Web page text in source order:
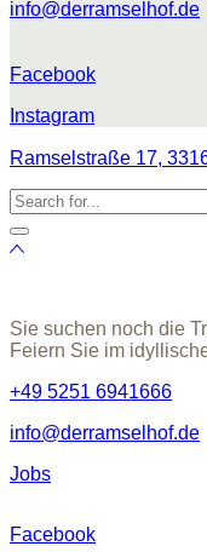
info@derramselhof.de
Facebook
Instagram
Ramselstraße 17,
Sie suchen noch die
Feiern Sie im
+49 5251 6941666
info@derramselhof.de
Jobs
Facebook